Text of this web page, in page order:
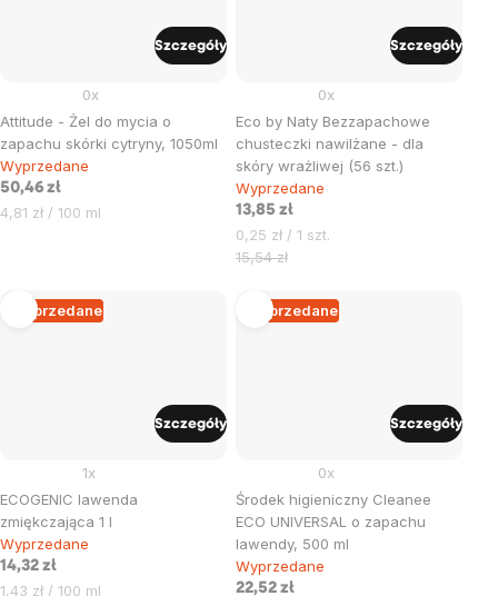
Attitude - Żel do mycia o
zapachu skórki cytryny, 1050ml
0x
Wyprzedane
50,46 zł
Cena
4,81 zł / 100 ml
Szczegóły
Eco by Naty Bezzapachowe
chusteczki nawilżane - dla
skóry wrażliwej (56 szt.)
0x
Wyprzedane
13,85 zł
Cena
jednostkowa:
0,25 zł / 1 szt.
15,54 zł
Szczegóły
Wyprzedane
ECOGENIC lawenda
zmiękczająca 1 l
1x
Wyprzedane
14,32 zł
Cena
1,43 zł / 100 ml
Szczegóły
Wyprzedane
Środek higieniczny Cleanee
ECO UNIVERSAL o zapachu
lawendy, 500 ml
0x
Wyprzedane
22,52 zł
Szczegóły